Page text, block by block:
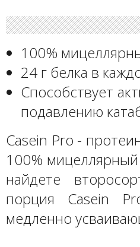
100%
24 г белка в
Способствует
подавлению
Casein Pro -
100% мицеллярный
найдете
порция Casein
медленно